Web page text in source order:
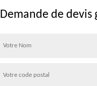
Demande de devis